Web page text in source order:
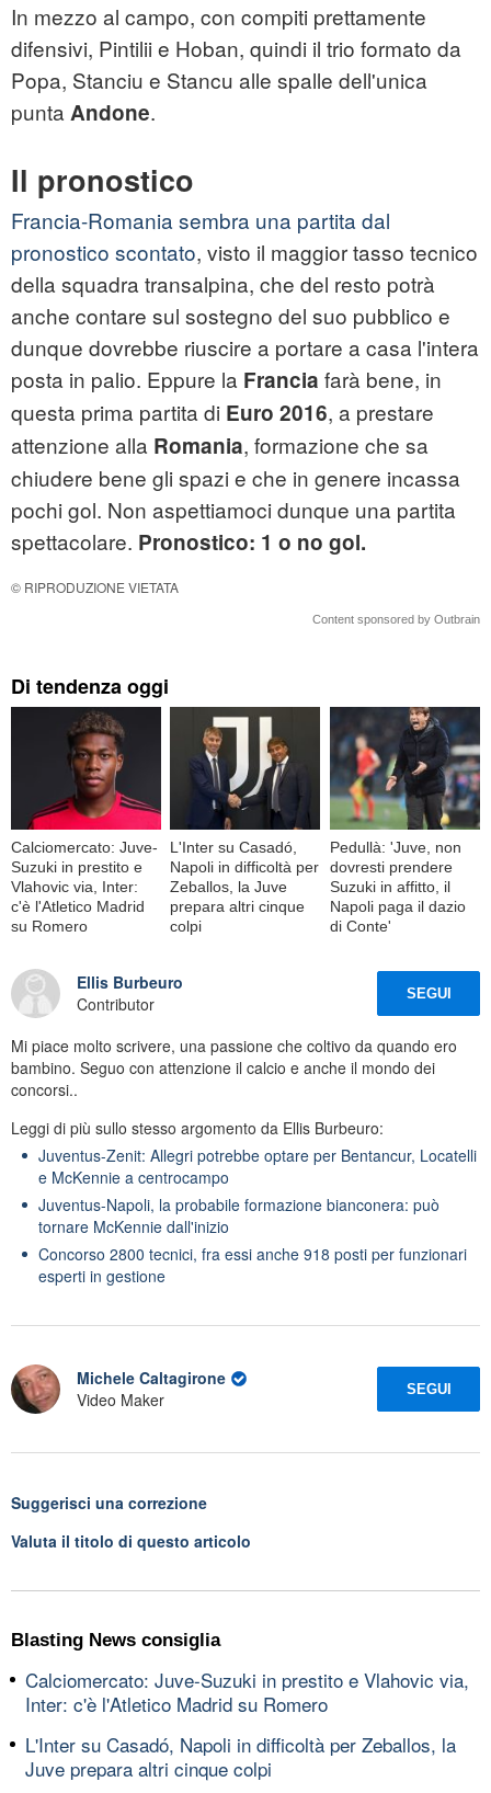
In mezzo al campo, con compiti prettamente
difensivi, Pintilii e Hoban, quindi il trio formato da
Popa, Stanciu e Stancu alle spalle dell'unica
punta Andone.
Il pronostico
Francia-Romania sembra una partita dal
pronostico scontato, visto il maggior tasso tecnico
della squadra transalpina, che del resto potrà
anche contare sul sostegno del suo pubblico e
dunque dovrebbe riuscire a portare a casa l'intera
posta in palio. Eppure la Francia farà bene, in
questa prima partita di Euro 2016, a prestare
attenzione alla Romania, formazione che sa
chiudere bene gli spazi e che in genere incassa
pochi gol. Non aspettiamoci dunque una partita
spettacolare. Pronostico: 1 o no gol.
© RIPRODUZIONE VIETATA
Content sponsored by Outbrain
Di tendenza oggi
Calciomercato: Juve-
Suzuki in prestito e
Vlahovic via, Inter:
c'è l'Atletico Madrid
su Romero
L'Inter su Casadó,
Napoli in difficoltà per
Zeballos, la Juve
prepara altri cinque
colpi
Pedullà: 'Juve, non
dovresti prendere
Suzuki in affitto, il
Napoli paga il dazio
di Conte'
Ellis Burbeuro
Contributor
SEGUI
Mi piace molto scrivere, una passione che coltivo da quando ero
bambino. Seguo con attenzione il calcio e anche il mondo dei
concorsi..
Leggi di più sullo stesso argomento da Ellis Burbeuro:
Juventus-Zenit: Allegri potrebbe optare per Bentancur, Locatelli
e McKennie a centrocampo
Juventus-Napoli, la probabile formazione bianconera: può
tornare McKennie dall'inizio
Concorso 2800 tecnici, fra essi anche 918 posti per funzionari
esperti in gestione
Michele Caltagirone
Video Maker
SEGUI
Suggerisci una correzione
Valuta il titolo di questo articolo
Blasting News consiglia
Calciomercato: Juve-Suzuki in prestito e Vlahovic via,
Inter: c'è l'Atletico Madrid su Romero
L'Inter su Casadó, Napoli in difficoltà per Zeballos, la
Juve prepara altri cinque colpi